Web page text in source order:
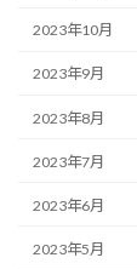
2023年10月
2023年9月
2023年8月
2023年7月
2023年6月
2023年5月